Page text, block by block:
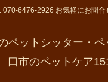
070-6476-2926 お気軽にお問合
ペットシッター・ペ
口市のペットケア